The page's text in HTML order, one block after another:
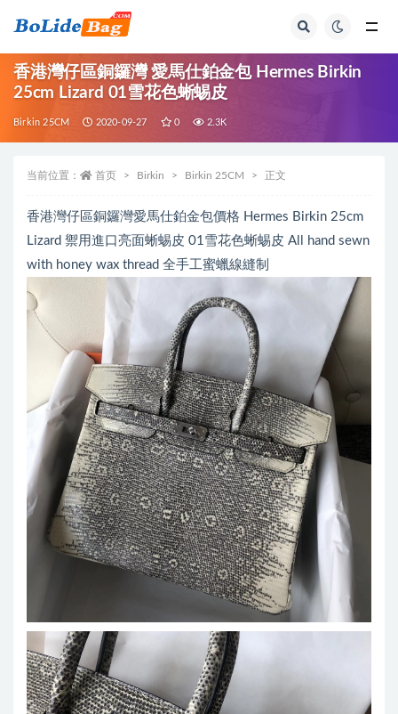
香港灣仔區銅鑼灣 愛馬仕鉑金包 Hermes Birkin
25cm Lizard 01雪花色蜥蜴皮
Birkin 25CM 2020-09-27 0 2.3K
当前位置： 首页 Birkin Birkin 25CM 正文
香港灣仔區銅鑼灣愛馬仕鉑金包價格 Hermes Birkin 25cm
Lizard 禦用進口亮面蜥蜴皮 01雪花色蜥蜴皮 All hand sewn
with honey wax thread 全手工蜜蠟線縫制